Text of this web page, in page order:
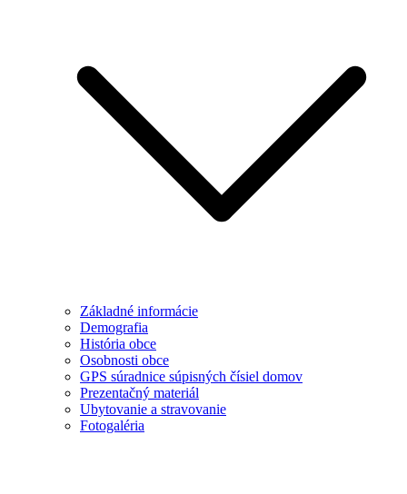
Základné informácie
Demografia
História obce
Osobnosti obce
GPS súradnice súpisných čísiel domov
Prezentačný materiál
Ubytovanie a stravovanie
Fotogaléria